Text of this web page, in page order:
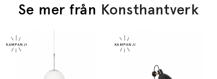
Se mer från Konsthantverk